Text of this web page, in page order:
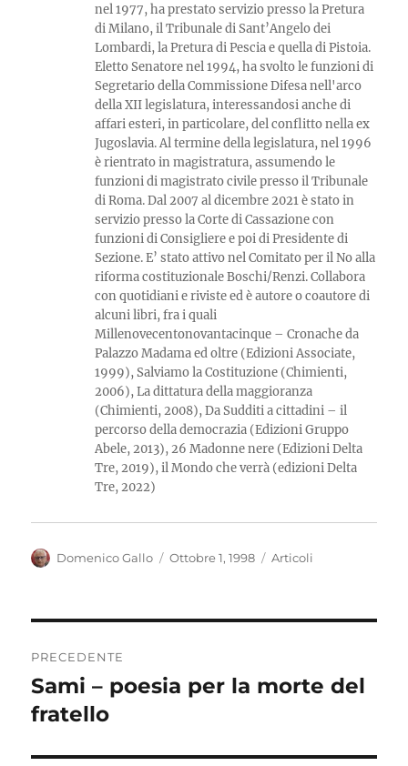
nel 1977, ha prestato servizio presso la Pretura
di Milano, il Tribunale di Sant’Angelo dei
Lombardi, la Pretura di Pescia e quella di Pistoia.
Eletto Senatore nel 1994, ha svolto le funzioni di
Segretario della Commissione Difesa nell'arco
della XII legislatura, interessandosi anche di
affari esteri, in particolare, del conflitto nella ex
Jugoslavia. Al termine della legislatura, nel 1996
è rientrato in magistratura, assumendo le
funzioni di magistrato civile presso il Tribunale
di Roma. Dal 2007 al dicembre 2021 è stato in
servizio presso la Corte di Cassazione con
funzioni di Consigliere e poi di Presidente di
Sezione. E’ stato attivo nel Comitato per il No alla
riforma costituzionale Boschi/Renzi. Collabora
con quotidiani e riviste ed è autore o coautore di
alcuni libri, fra i quali
Millenovecentonovantacinque – Cronache da
Palazzo Madama ed oltre (Edizioni Associate,
1999), Salviamo la Costituzione (Chimienti,
2006), La dittatura della maggioranza
(Chimienti, 2008), Da Sudditi a cittadini – il
percorso della democrazia (Edizioni Gruppo
Abele, 2013), 26 Madonne nere (Edizioni Delta
Tre, 2019), il Mondo che verrà (edizioni Delta
Tre, 2022)
Autore
Domenico Gallo
Pubblicato
Ottobre 1, 1998 Categorie
Articoli
articoli
PRECEDENTE
Articolo
precedente:
Sami – poesia per la morte del
fratello